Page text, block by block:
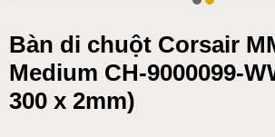
Bàn di chuột Corsair
Medium CH-9000099-
300 x 2mm)